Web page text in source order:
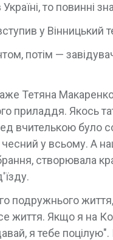
то повинні
у Він­ницький
потім —
Тетяна
приладдя. Якось
вчителькою було
чесний у всьому. А
створювала
життя,
життя. Якщо я на
я тебе